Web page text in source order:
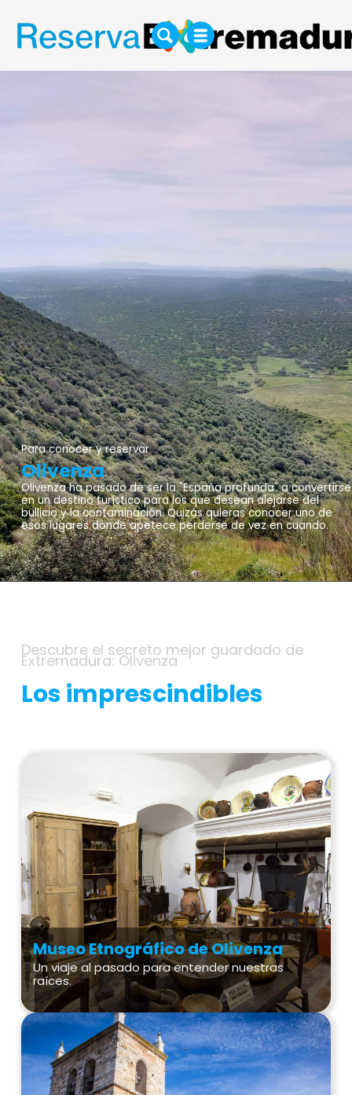
Para conocer y reservar
Olivenza
Olivenza ha pasado de ser la "España profunda" a convertirse
en un destino turístico para los que desean alejarse del
bullicio y la contaminación. Quizás quieras conocer uno de
esos lugares donde apetece perderse de vez en cuando.
Descubre el secreto mejor guardado de
Extremadura: Olivenza
Los imprescindibles
Museo Etnográfico de Olivenza
Un viaje al pasado para entender nuestras
raíces.